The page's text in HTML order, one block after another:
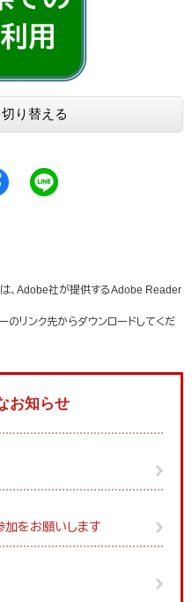
り替える
、Adobe社が提供するAdobe Reader
リンク先からダウンロードしてくだ
お知らせ
加をお願いします